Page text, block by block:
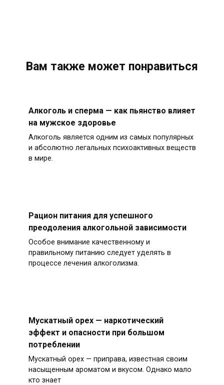
Вам также может понравиться
Алкоголь и сперма — как пьянство влияет
на мужское здоровье
Алкоголь является одним из самых популярных
и абсолютно легальных психоактивных веществ
в мире.
Рацион питания для успешного
преодоления алкогольной зависимости
Особое внимание качественному и
правильному питанию следует уделять в
процессе лечения алкоголизма.
Мускатный орех — наркотический
эффект и опасности при большом
потреблении
Мускатный орех — приправа, известная своим
насыщенным ароматом и вкусом. Однако мало
кто знает